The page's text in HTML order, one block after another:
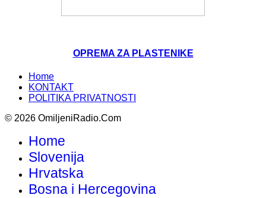
OPREMA ZA PLASTENIKE
Home
KONTAKT
POLITIKA PRIVATNOSTI
© 2026 OmiljeniRadio.Com
Home
Slovenija
Hrvatska
Bosna i Hercegovina